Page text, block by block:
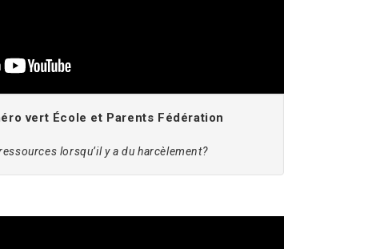
vert École et Parents Fédération
lorsqu’il y a du harcèlement?